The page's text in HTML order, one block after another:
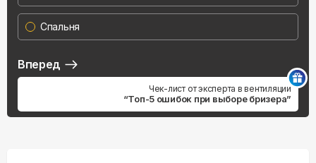
Спальня
Вперед
Чек-лист от эксперта в вентиляции
“Топ-5 ошибок при выборе бризера”